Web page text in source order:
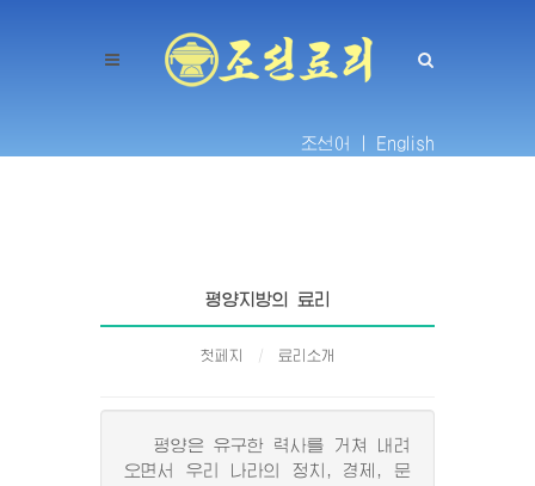
조선어 | English
평양지방의 료리
첫페지 료리소개
평양은 유구한 력사를 거쳐 내려
오면서 우리 나라의 정치, 경제, 문